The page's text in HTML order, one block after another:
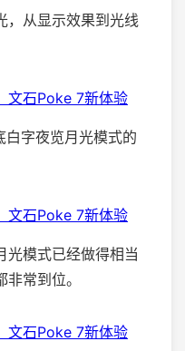
，从显示效果到光线
白字夜览月光模式的
光模式已经做得相当
常到位。